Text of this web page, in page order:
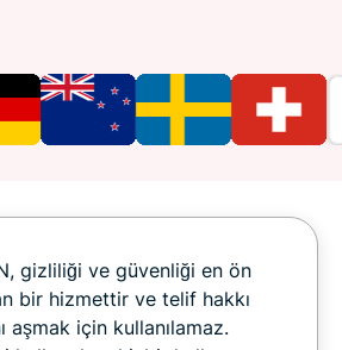
gizliliği ve güvenliği en ön
bir hizmettir ve telif hakkı
aşmak için kullanılamaz.